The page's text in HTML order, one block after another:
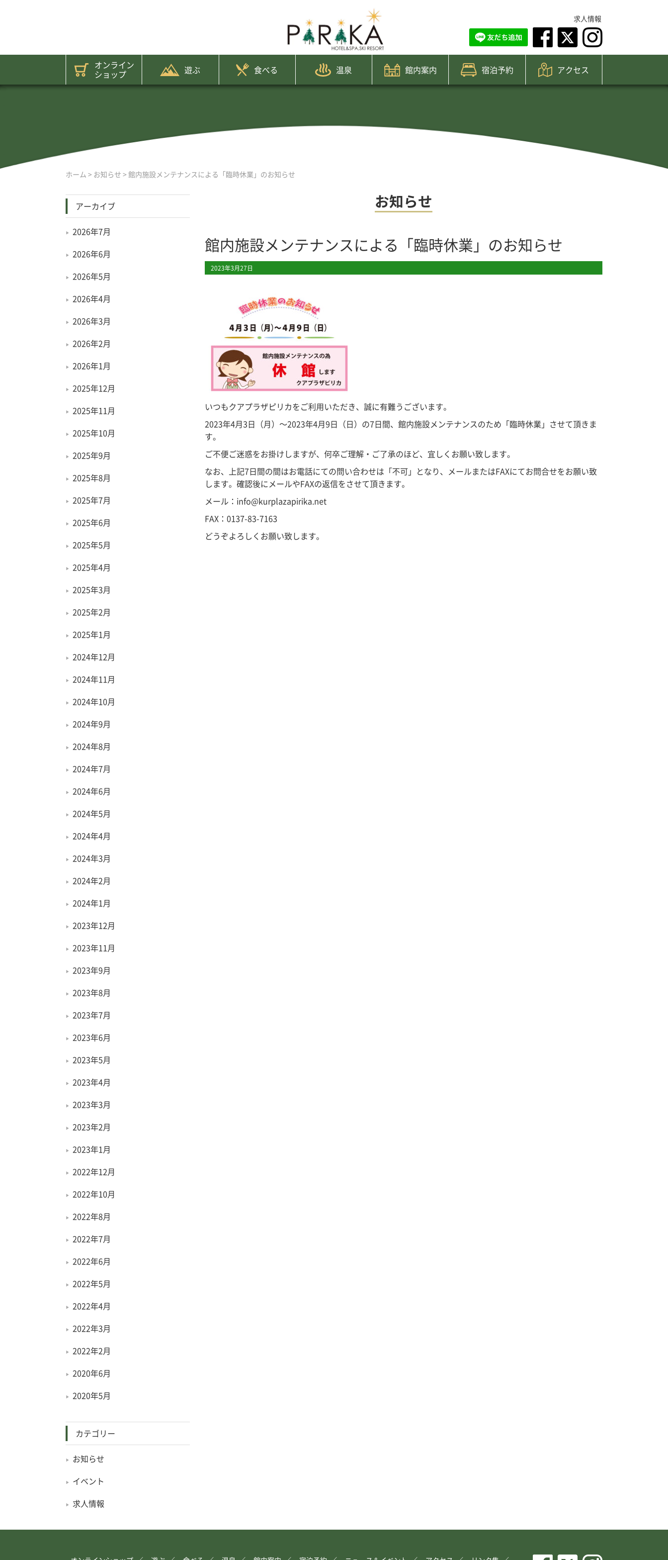
求人情報
オンライン
ショップ 遊ぶ 食べる 温泉 館内案内 宿泊予約 アクセス
ホーム > お知らせ > 館内施設メンテナンスによる「臨時休業」のお知らせ
お知らせ
館内施設メンテナンスによる「臨時休業」のお知らせ
2023年3月27日
いつもクアプラザピリカをご利用いただき、誠に有難うございます。
2023年4月3日（月）〜2023年4月9日（日）の7日間、館内施設メンテナンスのため「臨時休業」させて頂きま
す。
ご不便ご迷惑をお掛けしますが、何卒ご理解・ご了承のほど、宜しくお願い致します。
なお、上記7日間の間はお電話にての問い合わせは「不可」となり、メールまたはFAXにてお問合せをお願い致
します。確認後にメールやFAXの返信をさせて頂きます。
メール：info@kurplazapirika.net
FAX：0137-83-7163
どうぞよろしくお願い致します。
アーカイブ
2026年7月
2026年6月
2026年5月
2026年4月
2026年3月
2026年2月
2026年1月
2025年12月
2025年11月
2025年10月
2025年9月
2025年8月
2025年7月
2025年6月
2025年5月
2025年4月
2025年3月
2025年2月
2025年1月
2024年12月
2024年11月
2024年10月
2024年9月
2024年8月
2024年7月
2024年6月
2024年5月
2024年4月
2024年3月
2024年2月
2024年1月
2023年12月
2023年11月
2023年9月
2023年8月
2023年7月
2023年6月
2023年5月
2023年4月
2023年3月
2023年2月
2023年1月
2022年12月
2022年10月
2022年8月
2022年7月
2022年6月
2022年5月
2022年4月
2022年3月
2022年2月
2020年6月
2020年5月
カテゴリー
お知らせ
イベント
求人情報